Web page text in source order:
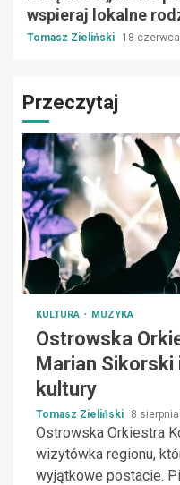
wspieraj lokalne
Tomasz Zieliński 18
Przeczytaj
KULTURA MUZYKA
Ostrowska
Marian
kultury
Tomasz Zieliński 8
Ostrowska Orkiestra
wizytówka regionu,
wyjątkowe postacie.